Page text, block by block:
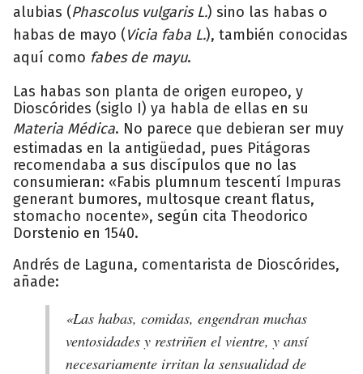
alubias (Phascolus vulgaris L.) sino las habas o
habas de mayo (Vicia faba L.), también conocidas
aquí como fabes de mayu.
Las habas son planta de origen europeo, y
Dioscórides (siglo I) ya habla de ellas en su
Materia Médica. No parece que debieran ser muy
estimadas en la antigüedad, pues Pitágoras
recomendaba a sus discípulos que no las
consumieran: «Fabis plumnum tescentí Impuras
generant bumores, multosque creant flatus,
stomacho nocente», según cita Theodorico
Dorstenio en 1540.
Andrés de Laguna, comentarista de Dioscórides,
añade:
«Las habas, comidas, engendran muchas
ventosidades y restriñen el vientre, y ansí
necesariamente irritan la sensualidad de